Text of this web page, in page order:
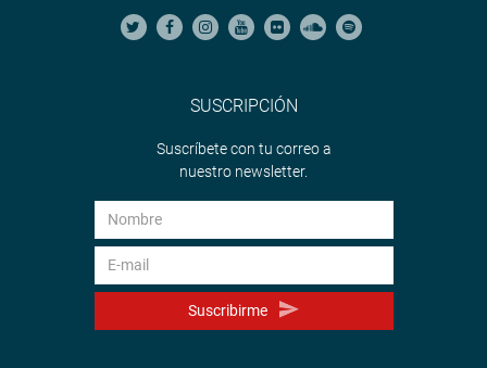
SUSCRIPCIÓN
Suscríbete con tu correo a
nuestro newsletter.
Suscribirme